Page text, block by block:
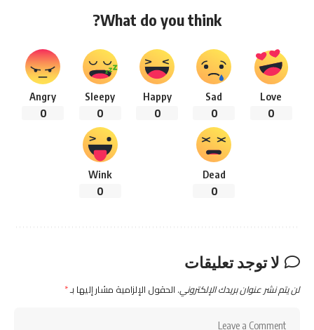
What do you think?
Love
0
Sad
0
Happy
0
Sleepy
0
Angry
0
Dead
0
Wink
0
لا توجد تعليقات
لن يتم نشر عنوان بريدك الإلكتروني. الحقول الإلزامية مشار إليها بـ*